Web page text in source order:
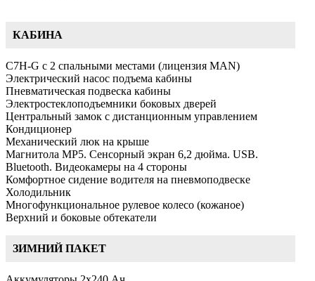
КАБИНА
C7H-G с 2 спальными местами (лицензия MAN)
Электрический насос подъема кабины
Пневматическая подвеска кабины
Электростеклоподъемники боковых дверей
Центральный замок с дистанционным управлением
Кондиционер
Механический люк на крыше
Магнитола MP5. Сенсорный экран 6,2 дюйма. USB.
Bluetooth. Видеокамеры на 4 стороны
Комфортное сидение водителя на пневмоподвеске
Холодильник
Многофункциональное рулевое колесо (кожаное)
Верхний и боковые обтекатели
ЗИМНИЙ ПАКЕТ